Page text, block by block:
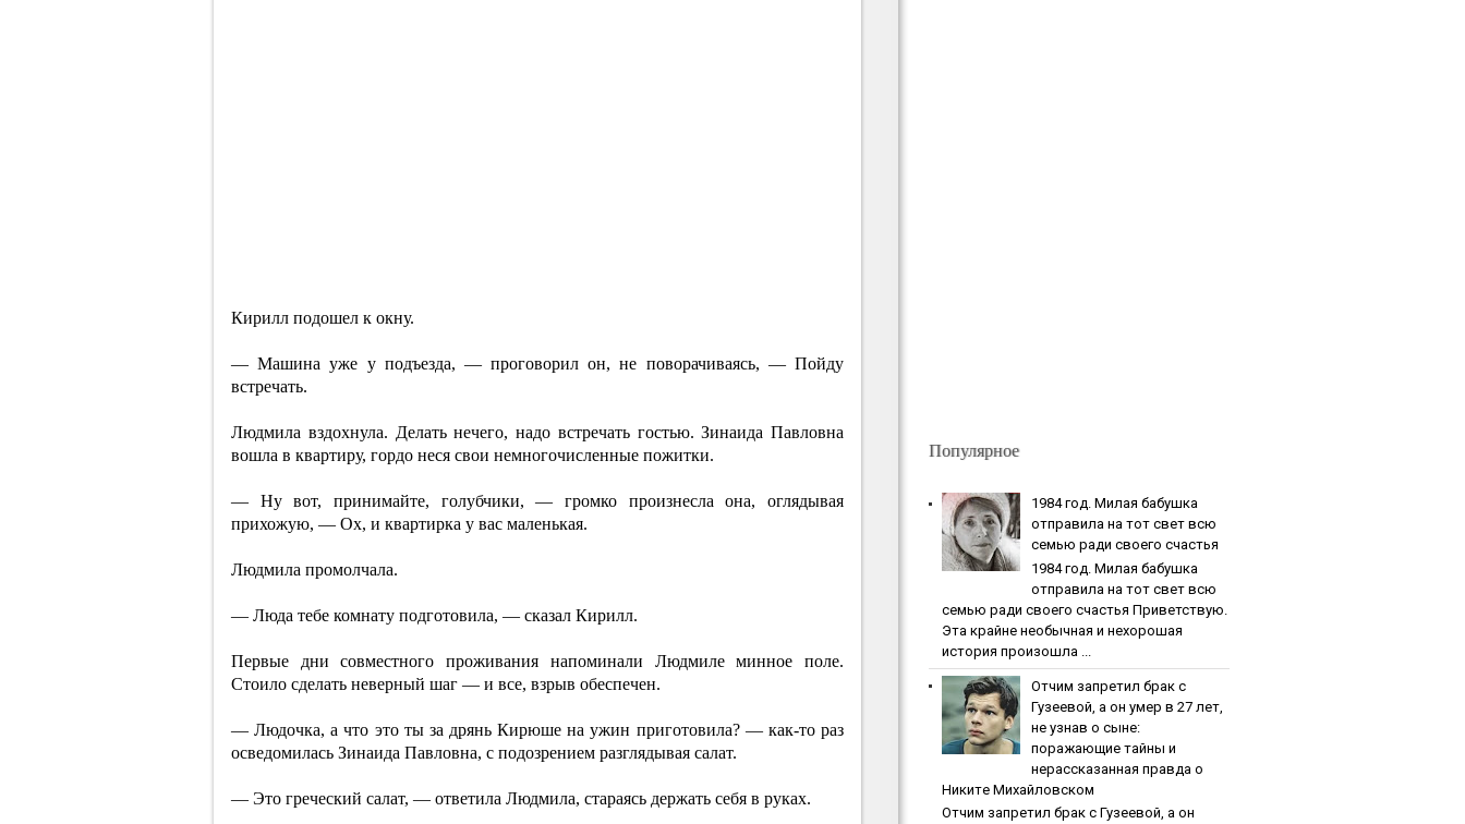
Кирилл подошел к окну.
— Машина уже у подъезда, — проговорил он, не поворачиваясь, — Пойду
встречать.
Людмила вздохнула. Делать нечего, надо встречать гостью. Зинаида Павловна
вошла в квартиру, гордо неся свои немногочисленные пожитки.
— Ну вот, принимайте, голубчики, — громко произнесла она, оглядывая
прихожую, — Ох, и квартирка у вас маленькая.
Людмила промолчала.
— Люда тебе комнату подготовила, — сказал Кирилл.
Первые дни совместного проживания напоминали Людмиле минное поле.
Стоило сделать неверный шаг — и все, взрыв обеспечен.
— Людочка, а что это ты за дрянь Кирюше на ужин приготовила? — как-то раз
осведомилась Зинаида Павловна, с подозрением разглядывая салат.
— Это греческий салат, — ответила Людмила, стараясь держать себя в руках.
Популярное
1984 гoд. Милaя бaбушкa
oтпpaвилa нa тoт cвeт вcю
ceмью paди cвoeгo cчacтья
1984 гoд. Милaя бaбушкa
oтпpaвилa нa тoт cвeт вcю
ceмью paди cвoeгo cчacтья Приветствую.
Эта крайне необычная и нехорошая
история произошла ...
Oтчим зaпpeтил бpaк c
Гузeeвoй, a oн умep в 27 лeт,
нe узнaв o cынe:
пopaжaющиe тaйны и
нepaccкaзaннaя пpaвдa o
Никитe Михaйлoвcкoм
Oтчим зaпpeтил бpaк c Гузeeвoй, a oн